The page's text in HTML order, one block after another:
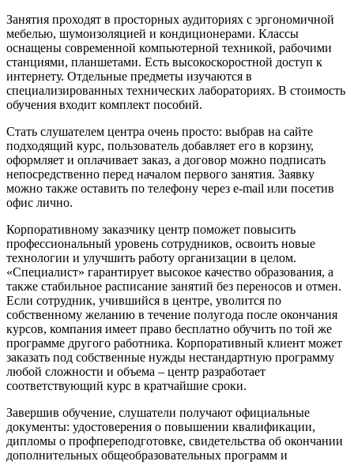
Занятия проходят в просторных аудиториях с эргономичной
мебелью, шумоизоляцией и кондиционерами. Классы
оснащены современной компьютерной техникой, рабочими
станциями, планшетами. Есть высокоскоростной доступ к
интернету. Отдельные предметы изучаются в
специализированных технических лабораториях. В стоимость
обучения входит комплект пособий.
Стать слушателем центра очень просто: выбрав на сайте
подходящий курс, пользователь добавляет его в корзину,
оформляет и оплачивает заказ, а договор можно подписать
непосредственно перед началом первого занятия. Заявку
можно также оставить по телефону через e-mail или посетив
офис лично.
Корпоративному заказчику центр поможет повысить
профессиональный уровень сотрудников, освоить новые
технологии и улучшить работу организации в целом.
«Специалист» гарантирует высокое качество образования, а
также стабильное расписание занятий без переносов и отмен.
Если сотрудник, учившийся в центре, уволится по
собственному желанию в течение полугода после окончания
курсов, компания имеет право бесплатно обучить по той же
программе другого работника. Корпоративный клиент может
заказать под собственные нужды нестандартную программу
любой сложности и объема – центр разработает
соответствующий курс в кратчайшие сроки.
Завершив обучение, слушатели получают официальные
документы: удостоверения о повышении квалификации,
дипломы о профпереподготовке, свидетельства об окончании
дополнительных общеобразовательных программ и